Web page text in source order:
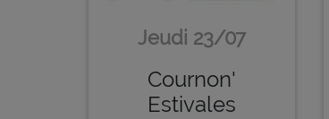
Jeudi 23/07
Cournon'
Estivales